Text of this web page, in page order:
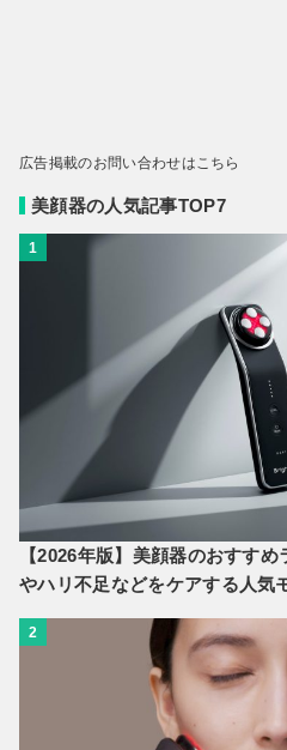
広告掲載のお問い合わせはこちら
美顔器の人気記事TOP7
1
【2026年版】美顔器のおすす
やハリ不足などをケアする人気
2